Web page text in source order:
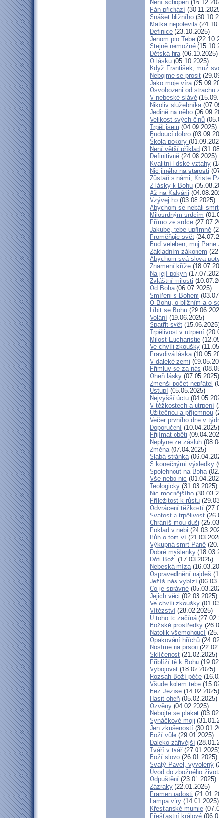
Není schopen
Pán přichází
Snášet bližního
Matka nepolevila
Definice (23.10.2025)
Jenom pro Tebe
Stejně nemožné
Dětská hra(06.10.2025)
O lásku (05.10.2025)
Když František, muž
Nebojme se prosit
Jako moje víra
Osvobozeni od strachu
V nebeské slávě
Nikoliv služebníka
Jedině na něho
Velikost svých činů
Trpěl jsem (04.09.2025)
Budoucí dobro
Škola pokory
Není větší příklad
Definitivně (24.08.2025)
Kvalitní lidské vztahy
Nic jiného na starosti
Zůstaň s námi, Kriste
Z lásky k Bohu
Až na Kalvárii
Vzývej ho (03.08.2025)
Abychom se nebáli
Milosrdným srdcím
Přímo ze srdce
Jakube, tebe upřímně
Proměňuje svět
Buď veleben, můj
Základním zákonem
Abychom svá slova
Znamení kříže
Na její pokyn
Zvláštní milosti
Od Boha(06.07.2025)
Smířeni s Bohem
O Bohu, o bližním a o
Líbit se Bohu
Volání (19.06.2025)
Spatřit svět (15.06.2025)
Trpělivost v utrpení
Milost Eucharistie
Ve chvíli zkoušky
Pravdivá láska
V daleké zemi
Přimluv se za nás
Oheň lásky (07.05.2025)
Zmenši počet nepřátel
Ustup! (05.05.2025)
Nejvyšší úctu
V těžkostech a utrpení
Užitečnou a příjemnou
Večer prvního dne v
Doporučení (10.04.2025)
Přijímat oběti
Neplyne ze zásluh
Změna(07.04.2025)
Slabá stránka
S konečnými výsledky
Spolehnout na Boha
Vše nebo nic
Teologicky (31.03.2025)
Nic mocnějšího
Příležitost k růstu
Odvrácení těžkostí
Svatost a trpělivost
Chráníš mou duši
Poklad v nebi
Bůh o tom ví
Výkupná smrt Páně
Dobré myšlenky
Děti Boží (17.03.2025)
Nebeská míza
Ospravedlnění najdeš
Ježíš nás vybízí
Co je správné
Jejich věci (02.03.2025)
Ve chvíli zkoušky
Vítězství (28.02.2025)
U toho to začíná
Božské prostředky
Natolik všemohoucí
Opakování hříchů
Nosíme na prsou
Sklíčenost (21.02.2025)
Přiblíží tě k Bohu
Vybojovat (18.02.2025)
Rozsah Boží péče
Všude kolem tebe
Bez Ježíše (14.02.2025)
Hasit oheň (05.02.2025)
Ozvěny (04.02.2025)
Nebojte se plakat
Synáčkové moji
Jen zkušeností
Boží vůle (29.01.2025)
Daleko zářivější
Tváří v tvář(27.01.2025)
Boží slovo (26.01.2025)
Svatý Pavel, vyvolený
Úvod do zbožného
Odpuštění (23.01.2025)
Zázraky (22.01.2025)
Pramen radosti
Lampa víry (14.01.2025)
Křesťanské mumie
Přešťastní králové